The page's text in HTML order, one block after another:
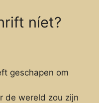
níet?
geschapen om
de wereld zou zijn